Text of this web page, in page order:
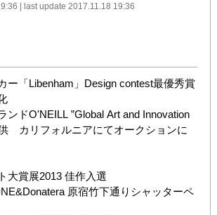
| last update 2017.11.18 19:36
ー「Libenham」Design contest最優秀賞
ンドO'NEILL ”Global Art and Innovation
　カリフォルニアにてオークションに
大賞展2013 佳作入選
原宿竹下通りシャッターペ